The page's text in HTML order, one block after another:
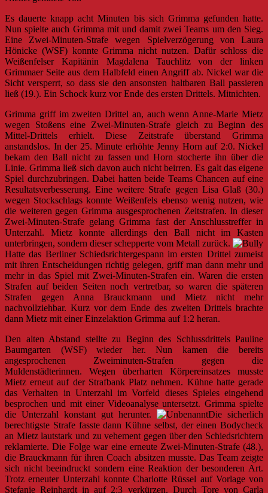
Es dauerte knapp acht Minuten bis sich Grimma gefunden hatte.
Nun spielte auch Grimma mit und damit zwei Teams um den Sieg.
Eine Zwei-Minuten-Strafe wegen Spielverzögerung von Laura
Hönicke (WSF) konnte Grimma nicht nutzen. Dafür schloss die
Weißenfelser Kapitänin Magdalena Tauchlitz von der linken
Grimmaer Seite aus dem Halbfeld einen Angriff ab. Nickel war die
Sicht versperrt, so dass sie den ansonsten haltbaren Ball passieren
ließ (19.). Ein Schock kurz vor Ende des ersten Drittels. Mitnichten.
Grimma griff im zweiten Drittel an, auch wenn Anne-Marie Mietz
wegen Stoßens eine Zwei-Minuten-Strafe gleich zu Beginn des
Mittel-Drittels erhielt. Diese Zeitstrafe überstand Grimma
anstandslos. In der 25. Minute erhöhte Jenny Horn auf 2:0. Nickel
bekam den Ball nicht zu fassen und Horn stocherte ihn über die
Linie. Grimma ließ sich davon auch nicht beirren. Es galt das eigene
Spiel durchzubringen. Dabei hatten beide Teams Chancen auf eine
Resultatsverbesserung. Eine weitere Strafe gegen Lisa Glaß (30.)
wegen Stockschlags konnte Weißenfels ebenso wenig nutzen, wie
die weiteren gegen Grimma ausgesprochenen Zeitstrafen. In dieser
Zwei-Minuten-Strafe gelang Grimma fast der Anschlusstreffer in
Unterzahl. Mietz konnte allerdings den Ball nicht im Kasten
unterbringen, sondern dieser schepperte vom Metall zurück.
Hatte das Berliner Schiedsrichtergespann im ersten Drittel zumeist
mit ihren Entscheidungen richtig gelegen, griff man dann mehr und
mehr in das Spiel mit Zwei-Minuten-Strafen ein. Waren die ersten
Strafen auf beiden Seiten noch vertretbar, so waren die späteren
Strafen gegen Anna Brauckmann und Mietz nicht mehr
nachvollziehbar. Kurz vor dem Ende des zweiten Drittels brachte
dann Mietz mit einer Einzelaktion Grimma auf 1:2 heran.
Den alten Abstand stellte zu Beginn des Schlussdrittels Pauline
Baumgarten (WSF) wieder her. Nun kamen die bereits
angesprochenen Zweiminuten-Strafen gegen die
Muldenstädterinnen. Wegen überharten Körpereinsatzes musste
Mietz erneut auf der Strafbank Platz nehmen. Kühne hatte gerade
das Verhalten in Unterzahl im Vorfeld dieses Spieles eingehend
besprochen und mit einer Videoanalyse untersetzt. Grimma spielte
die Unterzahl konstant gut herunter.
Die sicherlich
berechtigste Strafe fasste dann Kühne selbst, der einen Bodycheck
an Mietz lautstark und zu vehement gegen über den Schiedsrichtern
reklamierte. Die Folge war eine erneute Zwei-Minuten-Strafe (48.),
die Brauckmann für ihren Coach absitzen musste. Das Team zeigte
sich nicht beeindruckt sondern eine Reaktion der besonderen Art.
Trotz erneuter Unterzahl konnte Charlotte Rüssel auf Vorlage von
Stefanie Reinhardt in auf 2:3 verkürzen. Durch Tore von Carla